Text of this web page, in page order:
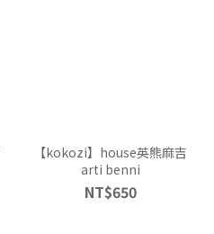
【kokozi】house英熊麻吉
arti benni
NT$650